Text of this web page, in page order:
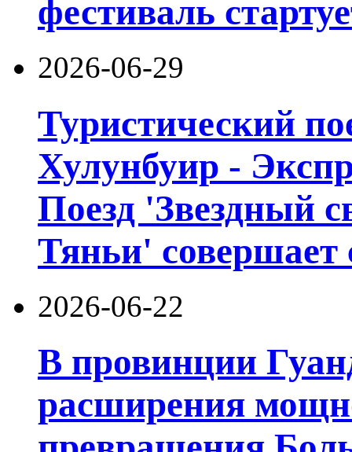
фестиваль
2026-06-29
Туристический
Хулунбуир -
Поезд 'Звездный
Тяньи' совершает
2026-06-22
В провинции
расширения